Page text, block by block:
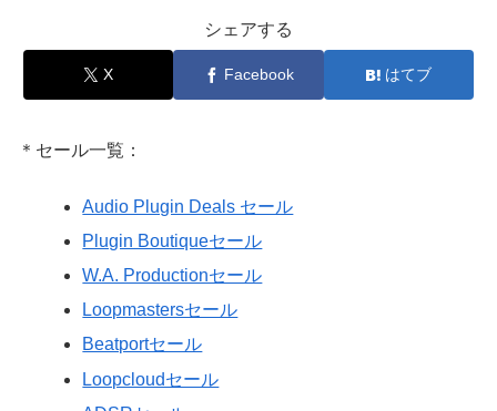
シェアする
X Facebook はてブ
＊セール一覧：
Audio Plugin Deals セール
Plugin Boutiqueセール
W.A. Productionセール
Loopmastersセール
Beatportセール
Loopcloudセール